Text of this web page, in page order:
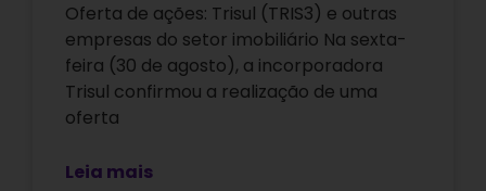
Oferta de ações: Trisul (TRIS3) e outras
empresas do setor imobiliário Na sexta-
feira (30 de agosto), a incorporadora
Trisul confirmou a realização de uma
oferta
Leia mais